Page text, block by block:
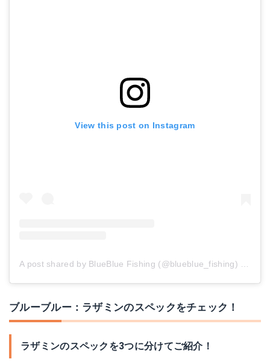
View this post on Instagram
A post shared by BlueBlue Fishing (@blueblue_fishing)
ブルーブルー：ラザミンのスペックをチェック！
ラザミンのスペックを3つに分けてご紹介！